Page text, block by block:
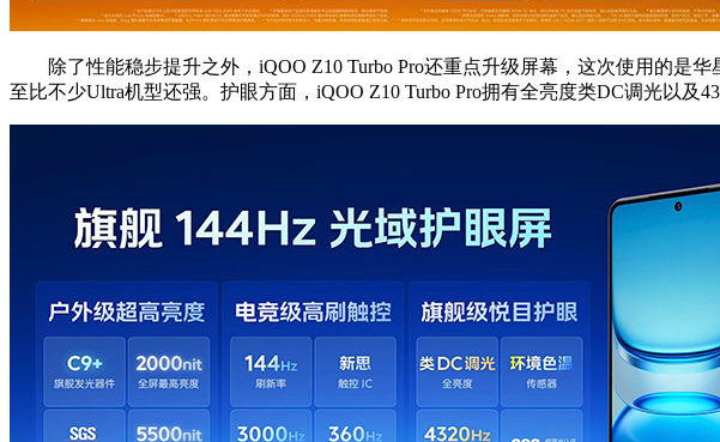
除了性能稳步提升之外，iQOO Z10 Turbo Pro还重点升级屏幕，这次使用的是
至比不少Ultra机型还强。护眼方面，iQOO Z10 Turbo Pro拥有全亮度类DC调光以及